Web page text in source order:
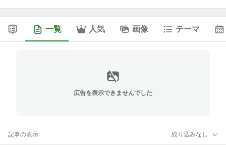
一覧 人気 画像 テーマ
広告を表示できませんでした
記事の表示 絞り込みなし